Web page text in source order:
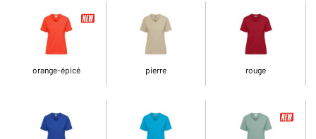
orange-épicé pierre rouge